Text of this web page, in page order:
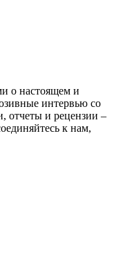
о настоящем и
интервью со
отчеты и рецензии –
к нам,